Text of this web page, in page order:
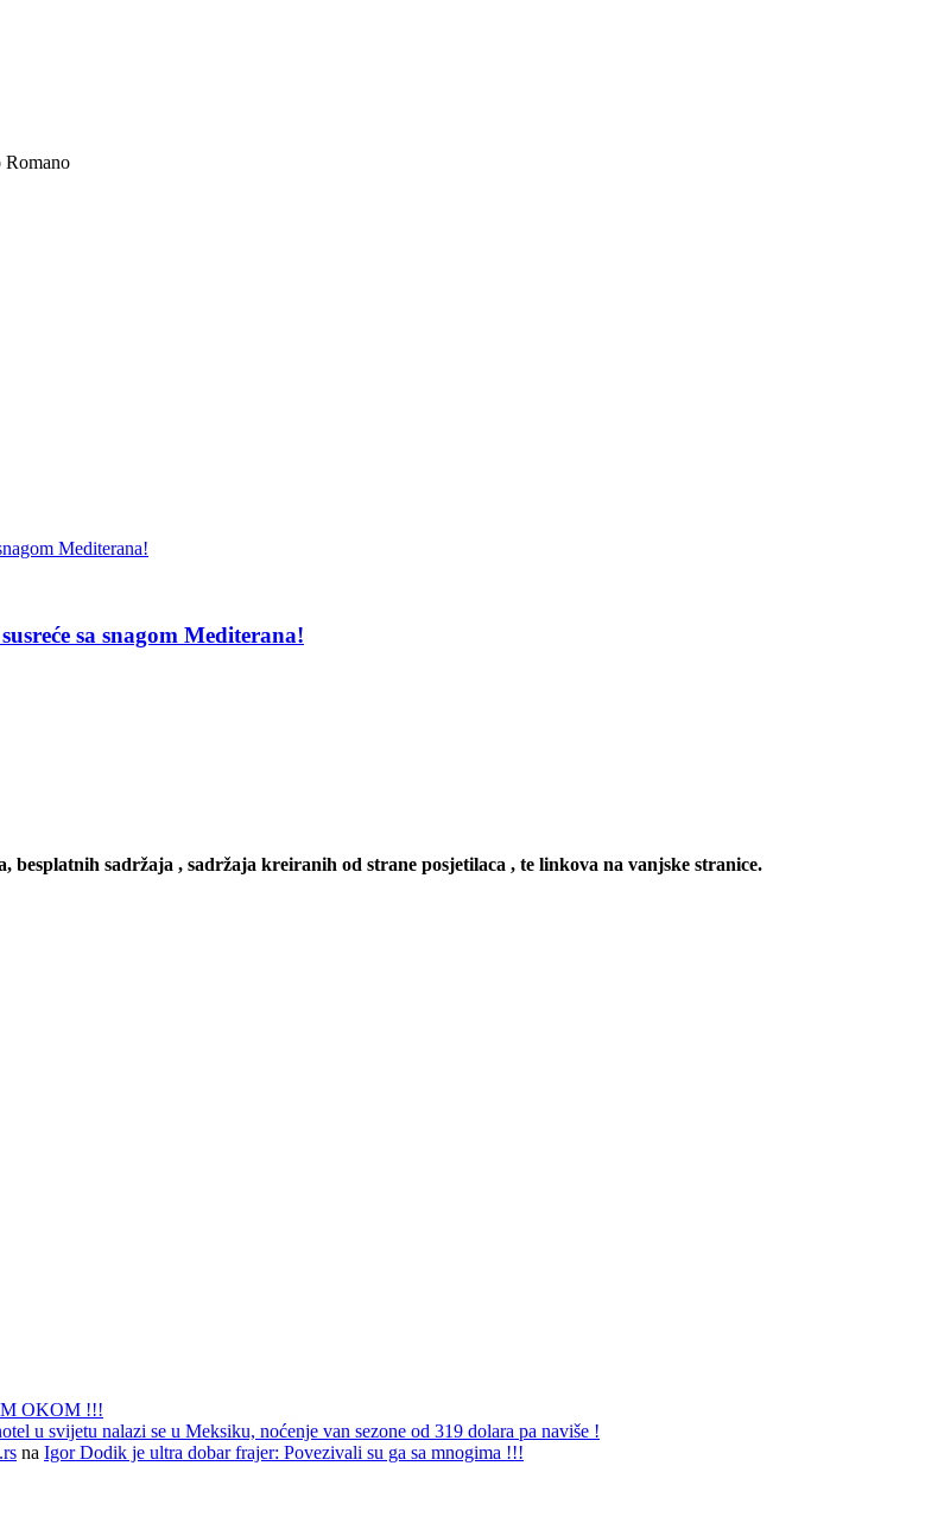
Romano
sa snagom Mediterana!
sadržaja , sadržaja kreiranih od strane posjetilaca , te linkova na vanjske stranice.
OKOM !!!
u svijetu nalazi se u Meksiku, noćenje van sezone od 319 dolara pa naviše !
na Igor Dodik je ultra dobar frajer: Povezivali su ga sa mnogima !!!